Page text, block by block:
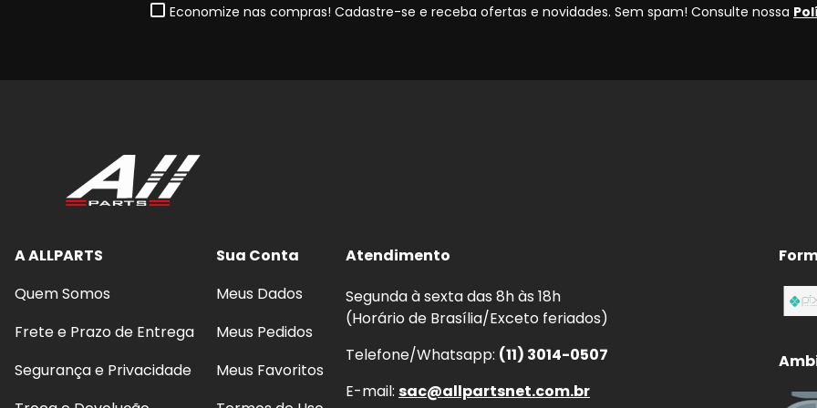
Economize nas compras! Cadastre-se e receba ofertas e novidades. Sem spam! Consulte nossa
A ALLPARTS
Quem Somos
Frete e Prazo de Entrega
Segurança e Privacidade
Sua Conta
Meus Dados
Meus Pedidos
Meus Favoritos
Atendimento
Segunda à sexta das 8h às 18h
(Horário de Brasília/Exceto feriados)
Telefone/Whatsapp: (11) 3014-0507
E-mail: sac@allpartsnet.com.br